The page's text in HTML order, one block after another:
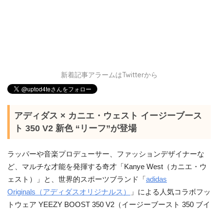
新着記事アラームはTwitterから
アディダス × カニエ・ウェスト イージーブース
ト 350 V2 新色 “リーフ”が登場
ラッパーや音楽プロデューサー、ファッションデザイナーな
ど、マルチな才能を発揮する奇才「Kanye West（カニエ・ウ
ェスト）」と、世界的スポーツブランド「 adidas
Originals（アディダスオリジナルス）
」による人気コラボフッ
トウェア YEEZY BOOST 350 V2（イージーブースト 350 ブイ